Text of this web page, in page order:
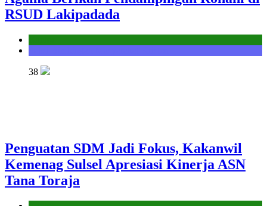
RSUD Lakipadada
38
Penguatan SDM Jadi Fokus, Kakanwil
Kemenag Sulsel Apresiasi Kinerja ASN
Tana Toraja